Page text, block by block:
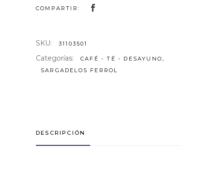
COMPARTIR:
SKU: 31103501
Categorías: CAFÉ - TÉ - DESAYUNO ,
SARGADELOS FERROL
DESCRIPCIÓN